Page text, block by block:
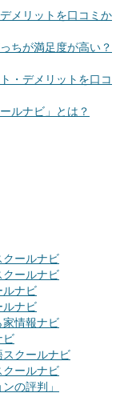
メリットを口コミか
ちが満足度が高い？
・デメリットを口コ
ルナビ」とは？
ールナビ
ールナビ
ルナビ
ルナビ
情報ナビ
ビ
クールナビ
ールナビ
の評判」